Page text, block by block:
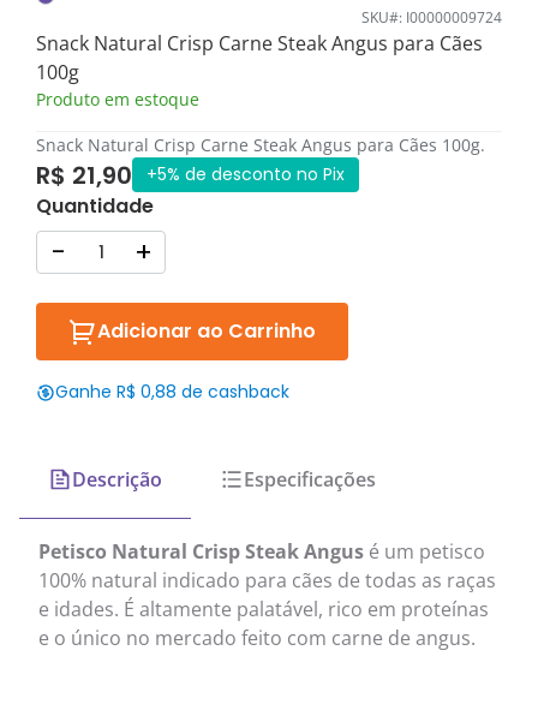
SKU#: I00000009724
Snack Natural Crisp Carne Steak Angus para Cães
100g
Produto em estoque
Snack Natural Crisp Carne Steak Angus para Cães 100g.
R$ 21,90 +5% de desconto no Pix
Quantidade
- +
Adicionar ao Carrinho
Ganhe R$ 0,88 de cashback
Descrição Especificações
Petisco Natural Crisp Steak Angus é um petisco
100% natural indicado para cães de todas as raças
e idades. É altamente palatável, rico em proteínas
e o único no mercado feito com carne de angus.